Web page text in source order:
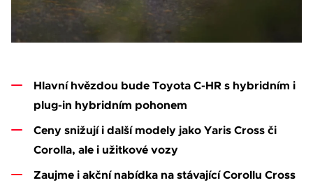
Hlavní hvězdou bude Toyota C-HR s hybridním i
plug-in hybridním pohonem
Ceny snižují i další modely jako Yaris Cross či
Corolla, ale i užitkové vozy
Zaujme i akční nabídka na stávající Corollu Cross
*
Přihlášení k odběru novinek
Odeslat